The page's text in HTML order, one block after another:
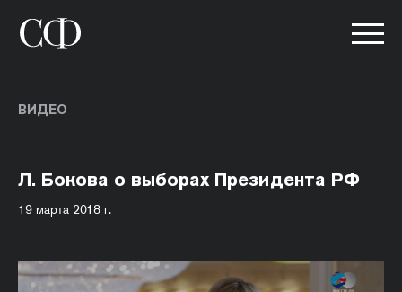
ВИДЕО
Л. Бокова о выборах Президента РФ
19 марта 2018 г.